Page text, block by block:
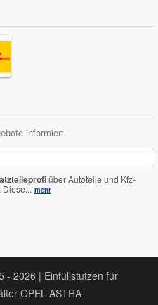
informiert.
über Autoteile und Kfz-
Diese... mehr
- 2026 | Einfüllstutzen für
OPEL ASTRA